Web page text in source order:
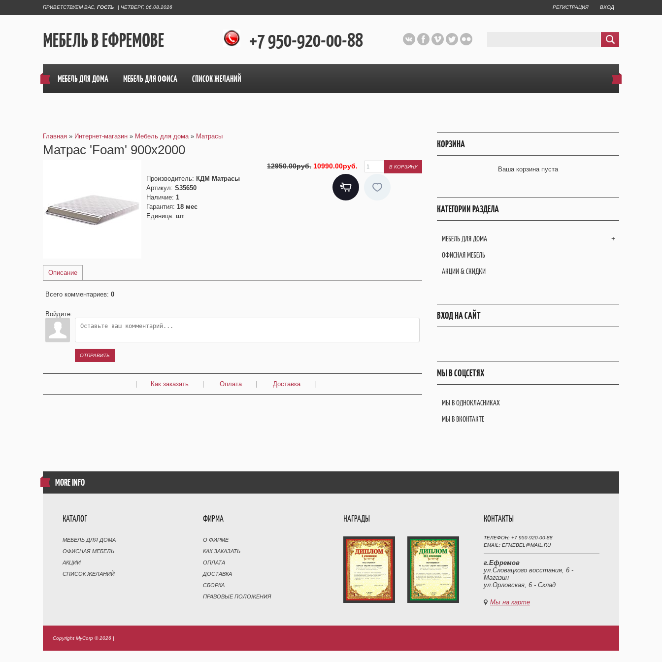
ПРИВЕТСТВУЕМ ВАС ГОСТЬ | ЧЕТВЕРГ, 06.08.2026 РЕГИСТРАЦИЯ ВХОД
МЕБЕЛЬ В ЕФРЕМОВЕ +7 950-920-00-88
МЕБЕЛЬ ДЛЯ ДОМА МЕБЕЛЬ ДЛЯ ОФИСА СПИСОК ЖЕЛАНИЙ
Главная » Интернет-магазин » Мебель для дома » Матрасы
Матрас 'Foam' 900х2000
12950.00руб. 10990.00руб.
Производитель: КДМ Матрасы
Артикул: S35650
Наличие: 1
Гарантия: 18 мес
Единица: шт
Описание
Всего комментариев: 0
Войдите:
ОТПРАВИТЬ
| Как заказать | Оплата | Доставка |
КОРЗИНА
Ваша корзина пуста
КАТЕГОРИИ РАЗДЕЛА
+
МЕБЕЛЬ ДЛЯ ДОМА
ОФИСНАЯ МЕБЕЛЬ
АКЦИИ & СКИДКИ
ВХОД НА САЙТ
МЫ В СОЦСЕТЯХ
МЫ В ОДНОКЛАСНИКАХ
МЫ В ВКОНТАКТЕ
MORE INFO
КАТАЛОГ
МЕБЕЛЬ ДЛЯ ДОМА
ОФИСНАЯ МЕБЕЛЬ
АКЦИИ
СПИСОК ЖЕЛАНИЙ
ФИРМА
О ФИРМЕ
КАК ЗАКАЗАТЬ
ОПЛАТА
ДОСТАВКА
СБОРКА
ПРАВОВЫЕ ПОЛОЖЕНИЯ
НАГРАДЫ КОНТАКТЫ
ТЕЛЕФОН: +7 950-920-00-88
EMAIL: EFMEBEL@MAIL.RU
г.Ефремов
ул.Словацкого восстания, 6 -
Магазин
ул.Орловская, 6 - Склад
Мы на карте
Copyright MyCorp © 2026 |